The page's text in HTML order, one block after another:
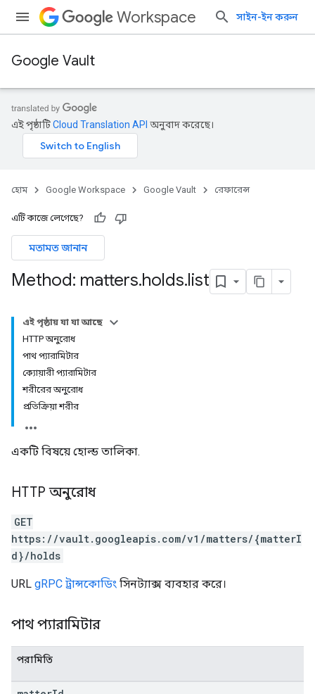
Workspace সাইন-ইন করুন
Google Vault
এই পৃষ্ঠাটিCloud Translation API অনুবাদ করেছে।
হোম Google Workspace Google Vault রেফারেন্স
এটি কাজে লেগেছে?
মতামত জানান
Method: matters.holds.list
এই পৃষ্ঠায় যা যা আছে
HTTP অনুরোধ
পাথ প্যারামিটার
ক্যোয়ারী প্যারামিটার
শরীরের অনুরোধ
প্রতিক্রিয়া শরীর
একটি বিষয়ে হোল্ড তালিকা.
HTTP অনুরোধ
GET
https://vault.googleapis.com/v1/matters/{matterI
d}/holds
URL gRPC ট্রান্সকোডিং সিনট্যাক্স ব্যবহার করে।
পাথ প্যারামিটার
পরামিতি